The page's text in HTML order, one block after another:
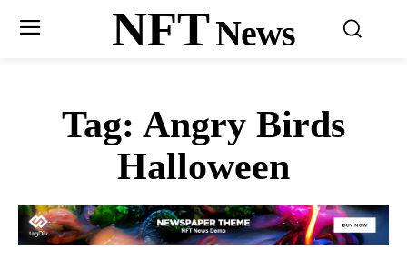
NFTNews
Tag: Angry Birds
Halloween